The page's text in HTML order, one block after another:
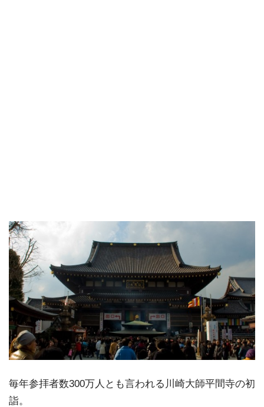
毎年参拝者数300万人 とも言われる川崎大師平間寺の初
詣。